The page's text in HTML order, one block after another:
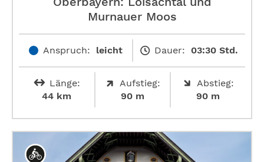
Murnauer Moos
Anspruch: leicht Dauer: 03:30 Std.
Länge:
44 km
Aufstieg:
90 m
Abstieg:
90 m